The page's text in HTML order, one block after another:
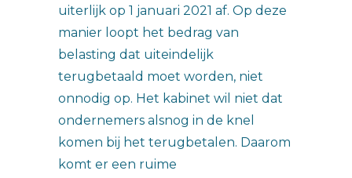
uiterlijk op 1 januari 2021 af. Op deze
manier loopt het bedrag van
belasting dat uiteindelijk
terugbetaald moet worden, niet
onnodig op. Het kabinet wil niet dat
ondernemers alsnog in de knel
komen bij het terugbetalen. Daarom
komt er een ruime